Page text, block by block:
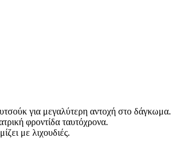
για μεγαλύτερη αντοχή στο δάγκωμα.
φροντίδα ταυτόχρονα.
με λιχουδιές.